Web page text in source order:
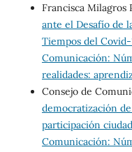
Francisca Milagros
ante el Desafío de
Tiempos del Covid-
Comunicación:
realidades:
Consejo de
democratización
participación
Comunicación: